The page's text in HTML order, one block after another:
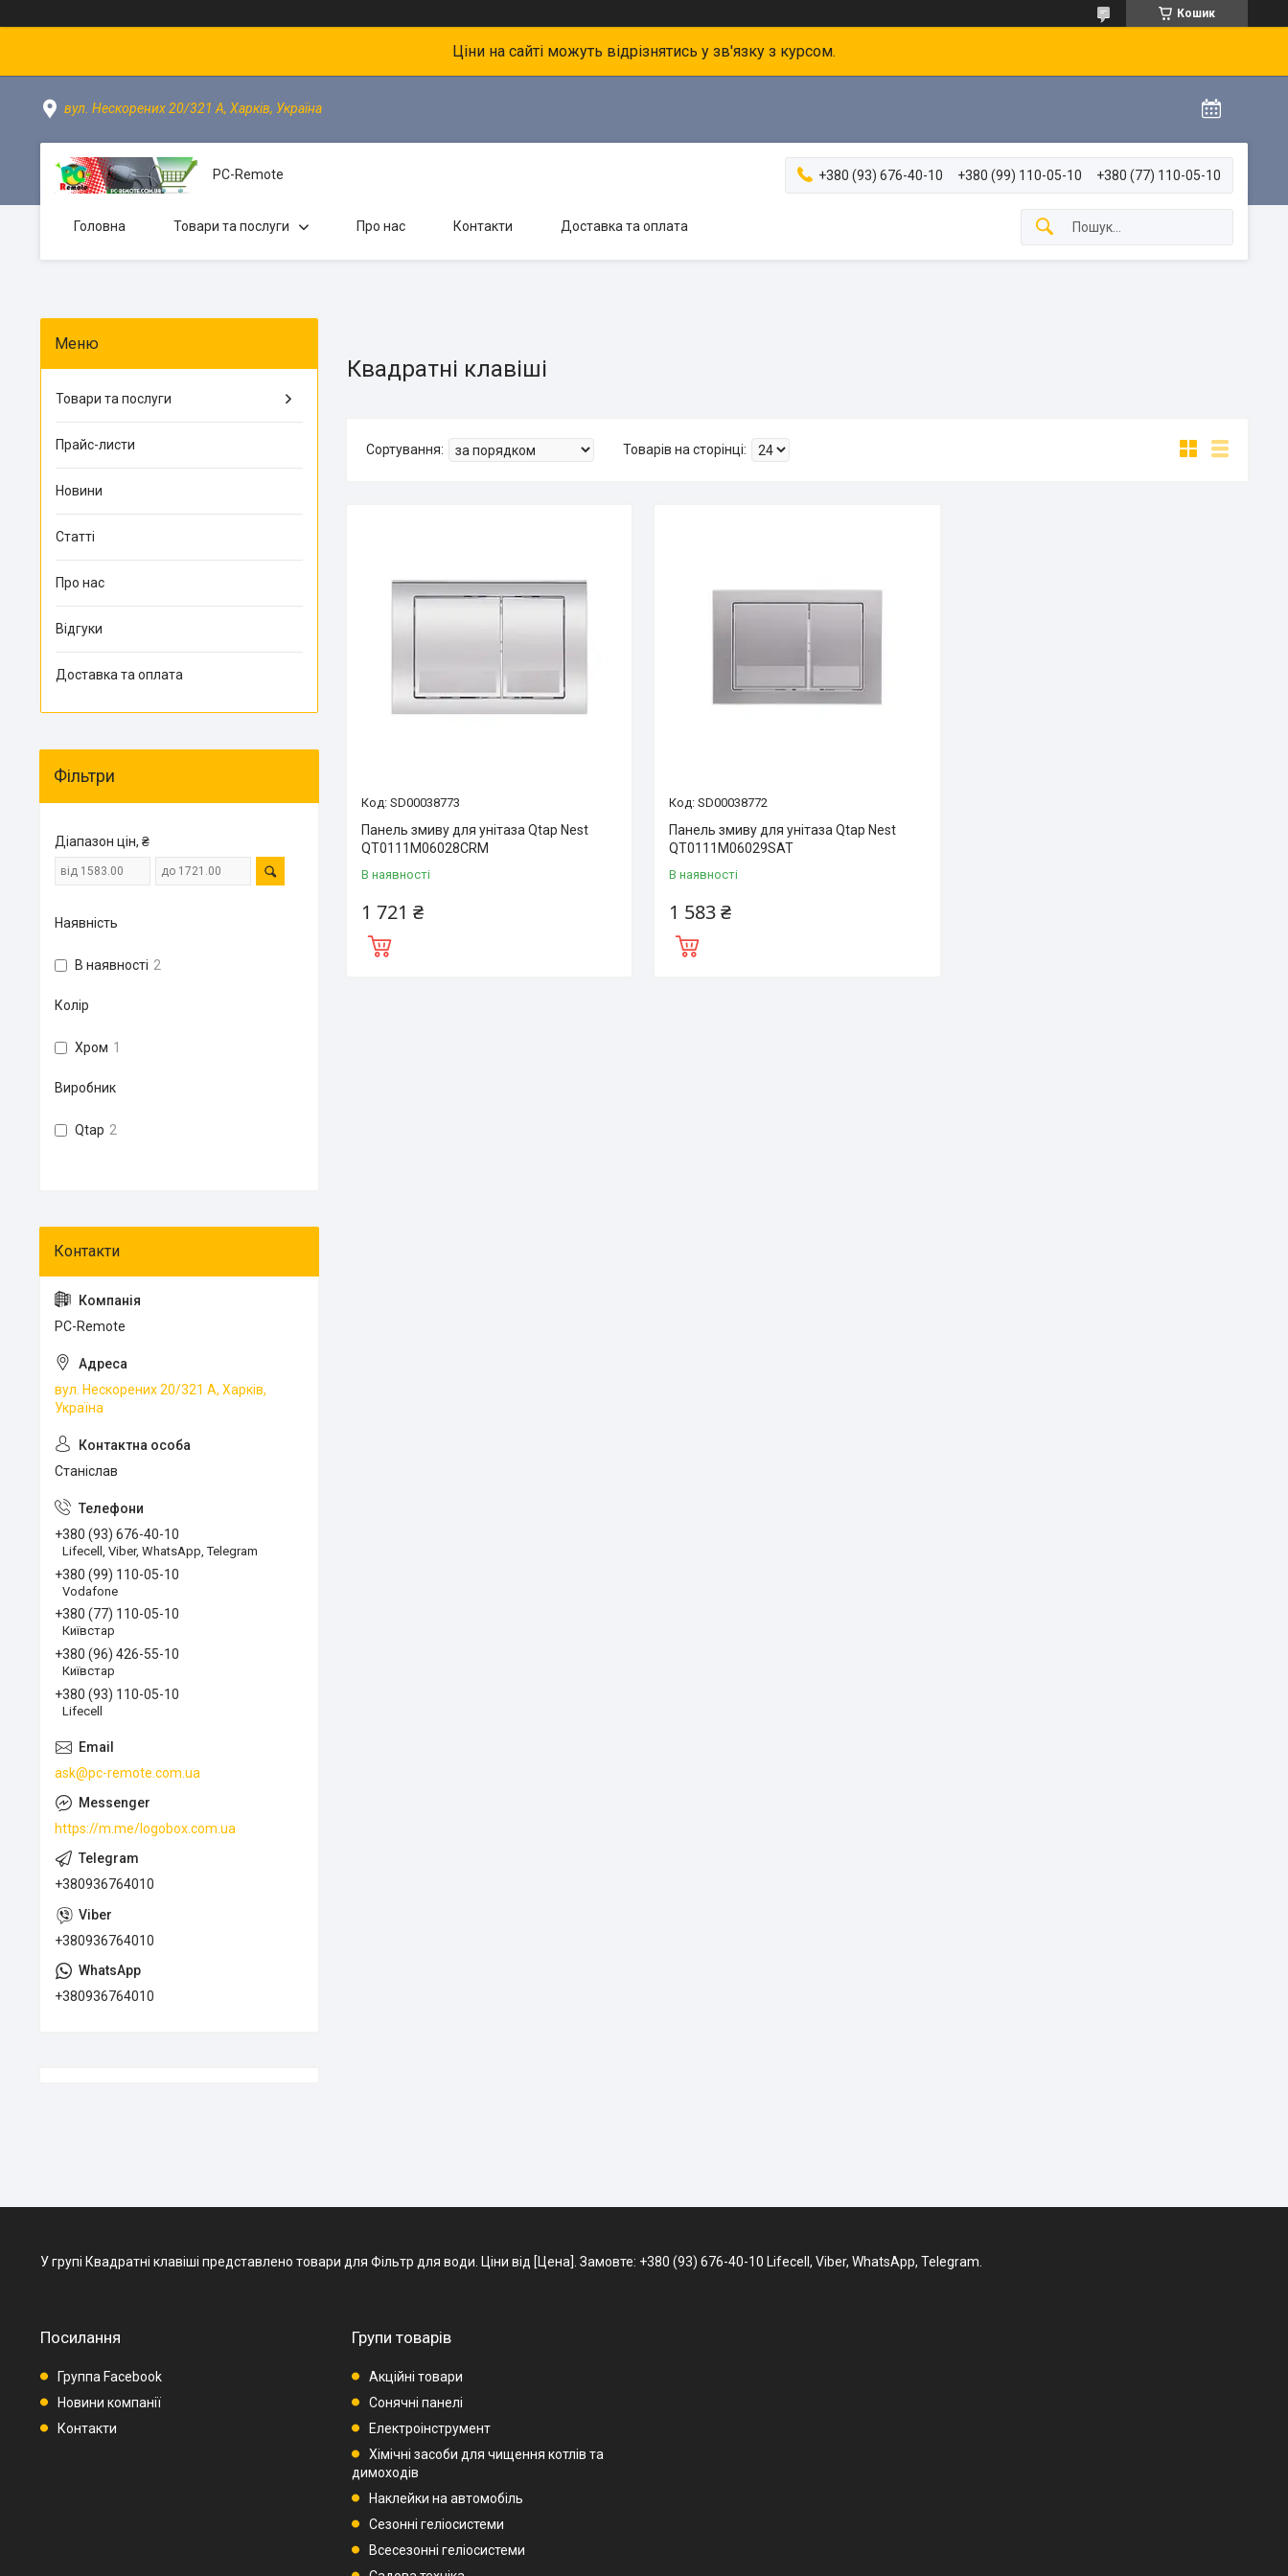
Кошик
Ціни на сайті можуть відрізнятись у зв'язку з курсом.
вул. Нескорених 20/321 А, Харків, Україна
PC-Remote +380 (93) 676-40-10 +380 (99) 110-05-10 +380 (77) 110-05-10
Головна Товари та послуги Про нас Контакти Доставка та оплата
Квадратні клавіші
SD00038773
Панель змиву для унітаза Qtap Nest
QT0111M06028CRM
В наявності
1 721 ₴
SD00038772
Панель змиву для унітаза Qtap Nest
QT0111M06029SAT
В наявності
1 583 ₴
Товари та послуги
Прайс-листи
Новини
Статті
Про нас
Відгуки
Доставка та оплата
Фільтри
Діапазон цін, ₴
Наявність
В наявності 2
Колір
Хром 1
Виробник
Qtap 2
PC-Remote
вул. Нескорених 20/321 А, Харків,
Україна
Станіслав
+380 (93) 676-40-10
Lifecell, Viber, WhatsApp, Telegram
+380 (99) 110-05-10
Vodafone
+380 (77) 110-05-10
Київстар
+380 (96) 426-55-10
Київстар
+380 (93) 110-05-10
Lifecell
ask@pc-remote.com.ua
https://m.me/logobox.com.ua
+380936764010
+380936764010
+380936764010
У групі Квадратні клавіші представлено товари для Фільтр для води. Ціни від [Цена]. Замовте: +380 (93) 676-40-10 Lifecell, Viber, WhatsApp, Telegram.
Посилання
Группа Facebook
Новини компанії
Контакти
Групи товарів
Акційні товари
Сонячні панелі
Електроінструмент
Хімічні засоби для чищення котлів та
димоходів
Наклейки на автомобіль
Сезонні геліосистеми
Всесезонні геліосистеми